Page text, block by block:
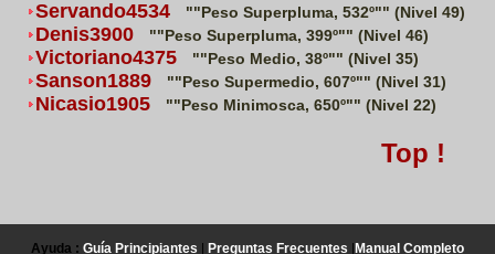
Servando4534 ""Peso Superpluma, 532º"" (Nivel 49)
Denis3900 ""Peso Superpluma, 399º"" (Nivel 46)
Victoriano4375 ""Peso Medio, 38º"" (Nivel 35)
Sanson1889 ""Peso Supermedio, 607º"" (Nivel 31)
Nicasio1905 ""Peso Minimosca, 650º"" (Nivel 22)
Top !
Ayuda : Guía Principiantes Preguntas Frecuentes Manual Completo